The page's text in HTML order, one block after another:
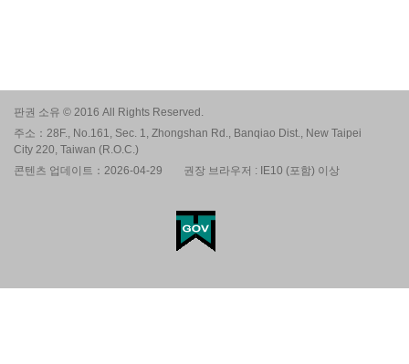
판권 소유 © 2016 All Rights Reserved.
주소：28F., No.161, Sec. 1, Zhongshan Rd., Banqiao Dist., New Taipei
City 220, Taiwan (R.O.C.)
콘텐츠 업데이트：2026-04-29
권장 브라우저 : IE10 (포함) 이상